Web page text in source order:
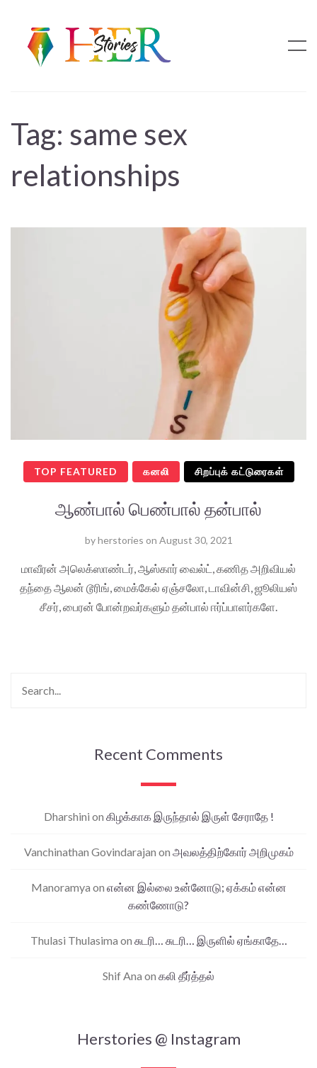
Tag: same sex
relationships
TOP FEATURED கனலி சிறப்புக் கட்டுரைகள்
ஆண்பால் பெண்பால் தன்பால்
byherstories on August 30, 2021
மாவீரன் அலெக்ஸாண்டர், ஆஸ்கார் வைல்ட், கணித அறிவியல்
தந்தை ஆலன் டூரிங், மைக்கேல் ஏஞ்சலோ, டாவின்சி, ஜூலியஸ்
சீசர், பைரன் போன்றவர்களும் தன்பால் ஈர்ப்பாளர்களே.
Recent Comments
Dharshini on கிழக்காக இருந்தால் இருள் சேராதே !
Vanchinathan Govindarajan on அவலத்திற்கோர் அறிமுகம்
Manoramya on என்ன இல்லை உன்னோடு; ஏக்கம் என்ன
கண்ணோடு?
Thulasi Thulasima on சுடரி… சுடரி… இருளில் ஏங்காதே…
Shif Ana on கலி தீர்த்தல்
Herstories @ Instagram